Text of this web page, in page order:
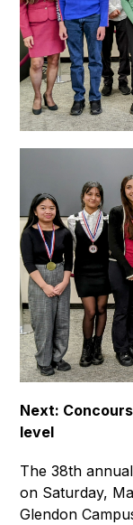
Next:
level
The 38th
on Saturday,
Glendon